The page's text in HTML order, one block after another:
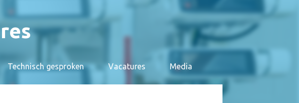
Technisch gesproken Vacatures Media